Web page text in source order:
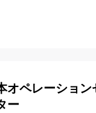
オペレーション
ー